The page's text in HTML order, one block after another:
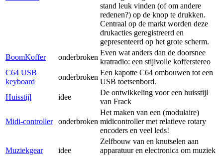
stand leuk vinden (of om andere
redenen?) op de knop te drukken.
Centraal op de markt worden deze
drukacties geregistreerd en
gepresenteerd op het grote scherm.
BoomKoffer
onderbroken
Even wat anders dan de doorsnee
kratradio: een stijlvolle kofferstereo
C64 USB
keyboard
onderbroken
Een kapotte C64 ombouwen tot een
USB toetsenbord.
Huisstijl
idee
De ontwikkeling voor een huisstijl
van Frack
Midi-controller onderbroken
Het maken van een (modulaire)
midicontroller met relatieve rotary
encoders en veel leds!
Muziekgear idee
Zelfbouw van en knutselen aan
apparatuur en electronica om muziek